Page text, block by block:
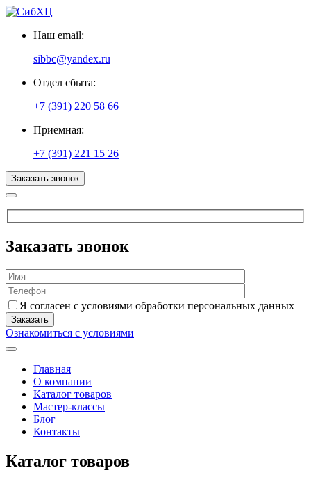
Наш email:
sibbc@yandex.ru
Отдел сбыта:
+7 (391) 220 58 66
Приемная:
+7 (391) 221 15 26
Заказать звонок
Заказать звонок
Я согласен с условиями обработки персональных данных
Ознакомиться с условиями
Главная
О компании
Каталог товаров
Мастер-классы
Блог
Контакты
Каталог товаров